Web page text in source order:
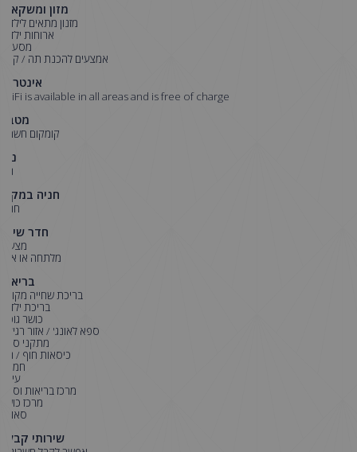
מזון ומשקאות
מזנון מתאים לילדים
ארוחות ילדים
מסעדה
אמצעים להכנת תה / קפה
אינטרנט
WiFi is available in all areas and is free of charge.
מטבח
קומקום חשמלי
נוף
חניה במקום
חניה
חדר שינה
מצעים
מלתחה או ארון
בריאות
בריכת שחייה מקורה
בריכת ילדים
כושר גופני
ספא לאונג' / אזור רגיעה
מתקני ספא
כיסאות חוף / נוח
חמאם
עיסוי
מרכז בריאות וספא
מרכז כושר
סאונה
שירותי קבלה